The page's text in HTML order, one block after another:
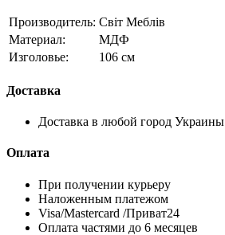
Производитель: Свiт Меблiв
Материал:
МДФ
Изголовье:
106 см
Доставка
Доставка в любой город Украины
Оплата
При получении курьеру
Наложенным платежом
Visa/Mastercard /Приват24
Оплата частями до 6 месяцев